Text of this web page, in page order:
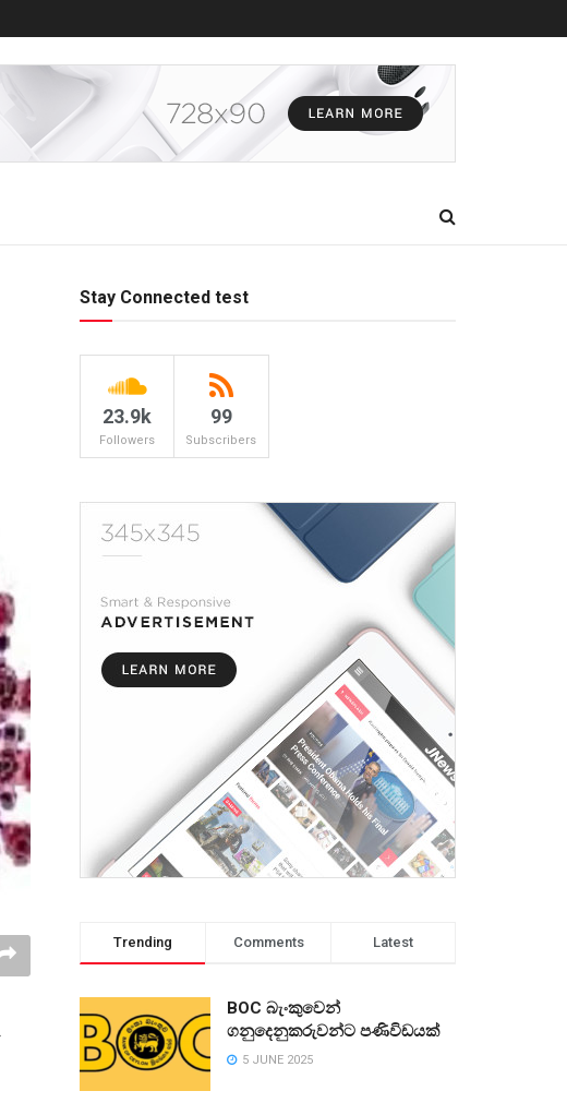
Stay Connected test
23.9k
Followers
99
Subscribers
Trending Comments Latest
BOC බැංකුවෙන්
ගනුදෙනුකරුවන්ට පණිවිඩයක්
5 JUNE 2025